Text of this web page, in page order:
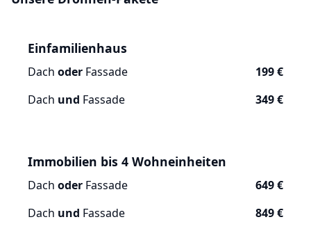
Einfamilienhaus
Dach oder Fassade
199 €
Dach und Fassade 349 €
Immobilien bis 4 Wohneinheiten
Dach oder Fassade
649 €
Dach und Fassade 849 €